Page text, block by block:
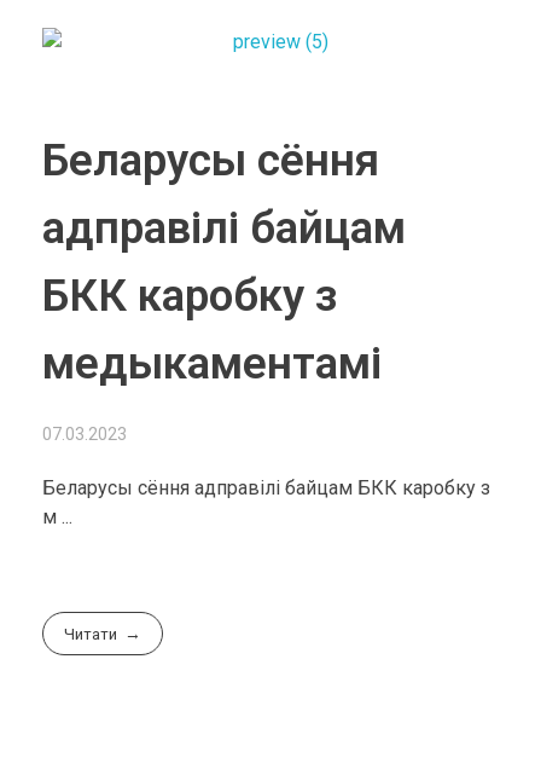
Беларусы сёння
адправілі байцам
БКК каробку з
медыкаментамі
07.03.2023
Беларусы сёння адправілі байцам БКК каробку з
м ...
Читати